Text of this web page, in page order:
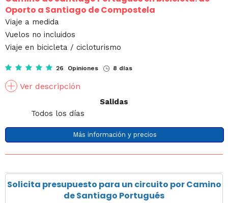
Oporto a Santiago de Compostela
Viaje a medida
Vuelos no incluidos
Viaje en bicicleta / cicloturismo
26 Opiniones 8 días
Ver descripción
Salidas
Todos los días
Más información y precios
Solicita presupuesto para un circuito por Camino
de Santiago Portugués